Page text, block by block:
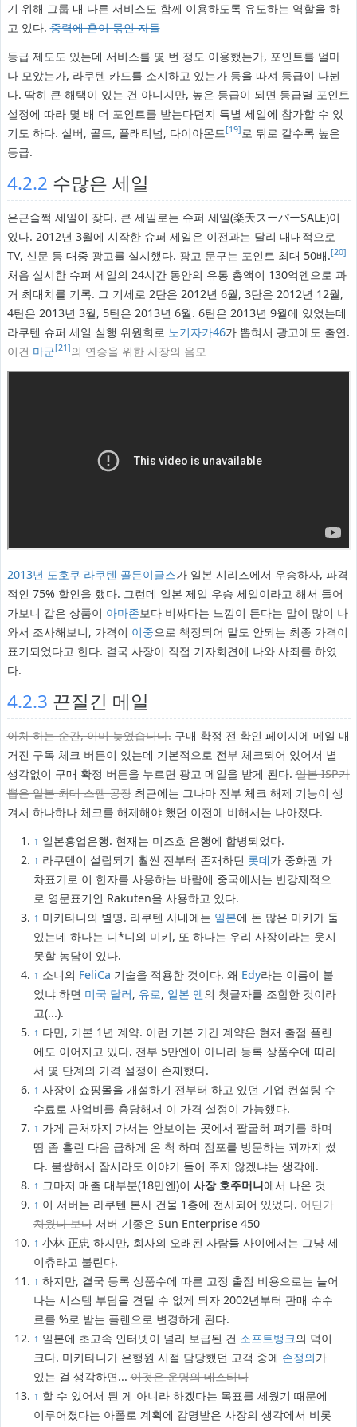
기 위해 그룹 내 다른 서비스도 함께 이용하도록 유도하는 역할을 하
고 있다.중력에 혼이 묶인 자들
등급 제도도 있는데 서비스를 몇 번 정도 이용했는가, 포인트를 얼마
나 모았는가, 라쿠텐 카드를 소지하고 있는가 등을 따져 등급이 나뉜
다. 딱히 큰 해택이 있는 건 아니지만, 높은 등급이 되면 등급별 포인트
설정에 따라 몇 배 더 포인트를 받는다던지 특별 세일에 참가할 수 있
기도 하다. 실버, 골드, 플래티넘, 다이아몬드[19] 로 뒤로 갈수록 높은
등급.
4.2.2 수많은 세일
은근슬쩍 세일이 잦다. 큰 세일로는 슈퍼 세일(楽天スーパーSALE)이
있다. 2012년 3월에 시작한 슈퍼 세일은 이전과는 달리 대대적으로
TV, 신문 등 대중 광고를 실시했다. 광고 문구는 포인트 최대 50배.[20]
처음 실시한 슈퍼 세일의 24시간 동안의 유통 총액이 130억엔으로 과
거 최대치를 기록. 그 기세로 2탄은 2012년 6월, 3탄은 2012년 12월,
4탄은 2013년 3월, 5탄은 2013년 6월. 6탄은 2013년 9월에 있었는데
라쿠텐 슈퍼 세일 실행 위원회로 노기자카46가 뽑혀서 광고에도 출연.
이건마군[21]의 연승을 위한 사장의 음모
2013년 도호쿠 라쿠텐 골든이글스가 일본 시리즈에서 우승하자, 파격
적인 75% 할인을 했다. 그런데 일본 제일 우승 세일이라고 해서 들어
가보니 같은 상품이 아마존보다 비싸다는 느낌이 든다는 말이 많이 나
와서 조사해보니, 가격이 이중으로 책정되어 말도 안되는 최종 가격이
표기되었다고 한다. 결국 사장이 직접 기자회견에 나와 사죄를 하였
다.
4.2.3 끈질긴 메일
아차 하는 순간, 이미 늦었습니다.구매 확정 전 확인 페이지에 메일 매
거진 구독 체크 버튼이 있는데 기본적으로 전부 체크되어 있어서 별
생각없이 구매 확정 버튼을 누르면 광고 메일을 받게 된다.일본 ISP가
뽑은 일본 최대 스펨 공장최근에는 그나마 전부 체크 해제 기능이 생
겨서 하나하나 체크를 해제해야 했던 이전에 비해서는 나아졌다.
↑ 일본흥업은행. 현재는 미즈호 은행에 합병되었다.
↑ 라쿠텐이 설립되기 훨씬 전부터 존재하던 롯데가 중화권 가
차표기로 이 한자를 사용하는 바람에 중국에서는 반강제적으
로 영문표기인 Rakuten을 사용하고 있다.
↑ 미키타니의 별명. 라쿠텐 사내에는 일본에 돈 많은 미키가 둘
있는데 하나는 디*니의 미키, 또 하나는 우리 사장이라는 웃지
못할 농담이 있다.
↑ 소니의 FeliCa 기술을 적용한 것이다. 왜 Edy라는 이름이 붙
었냐 하면 미국 달러, 유로, 일본 엔의 첫글자를 조합한 것이라
고(...).
↑ 다만, 기본 1년 계약. 이런 기본 기간 계약은 현재 출점 플랜
에도 이어지고 있다. 전부 5만엔이 아니라 등록 상품수에 따라
서 몇 단계의 가격 설정이 존재했다.
↑ 사장이 쇼핑몰을 개설하기 전부터 하고 있던 기업 컨설팅 수
수료로 사업비를 충당해서 이 가격 설정이 가능했다.
↑ 가게 근처까지 가서는 안보이는 곳에서 팔굽혀 펴기를 하며
땀 좀 흘린 다음 급하게 온 척 하며 점포를 방문하는 꾀까지 썼
다. 불쌍해서 잠시라도 이야기 들어 주지 않겠냐는 생각에.
↑ 그마저 매출 대부분(18만엔)이 사장 호주머니에서 나온 것
↑ 이 서버는 라쿠텐 본사 건물 1층에 전시되어 있었다.어딘가
치웠나 보다서버 기종은 Sun Enterprise 450
↑ 小林 正忠 하지만, 회사의 오래된 사람들 사이에서는 그냥 세
이츄라고 불린다.
↑ 하지만, 결국 등록 상품수에 따른 고정 출점 비용으로는 늘어
나는 시스템 부담을 견딜 수 없게 되자 2002년부터 판매 수수
료를 %로 받는 플랜으로 변경하게 된다.
↑ 일본에 초고속 인터넷이 널리 보급된 건 소프트뱅크의 덕이
크다. 미키타니가 은행원 시절 담당했던 고객 중에 손정의가
있는 걸 생각하면...이것은 운명의 데스티니
↑ 할 수 있어서 된 게 아니라 하겠다는 목표를 세웠기 때문에
이루어졌다는 아폴로 계획에 감명받은 사장의 생각에서 비롯